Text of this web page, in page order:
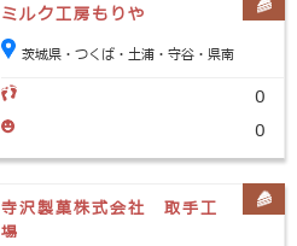
ミルク工房もりや
茨城県・つくば・土浦・守谷・県南
0
0
寺沢製菓株式会社 取手工
場